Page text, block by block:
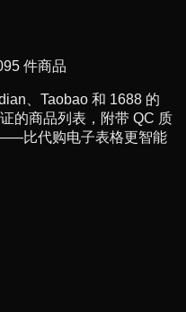
件商品
、Taobao 和 1688 的
的商品列表，附带 QC 质
比代购电子表格更智能